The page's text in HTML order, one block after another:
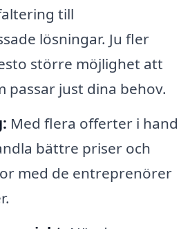
till
lösningar. Ju fler
större möjlighet att
passar just dina behov.
Med flera offerter i hand
bättre priser och
med de entreprenörer